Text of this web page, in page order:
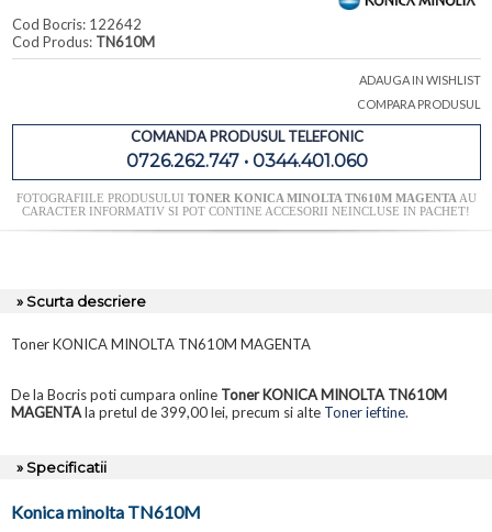
Cod Bocris: 122642
Cod Produs: TN610M
ADAUGA IN WISHLIST
COMPARA PRODUSUL
COMANDA PRODUSUL TELEFONIC
0726.262.747 • 0344.401.060
FOTOGRAFIILE PRODUSULUI TONER KONICA MINOLTA TN610M MAGENTAAU
CARACTER INFORMATIV SI POT CONTINE ACCESORII NEINCLUSE IN PACHET!
» Scurta descriere
Toner KONICA MINOLTA TN610M MAGENTA
De la Bocris poti cumpara online Toner KONICA MINOLTA TN610M
MAGENTAla pretul de 399,00 lei, precum si alte Toner ieftine.
» Specificatii
Konica minolta TN610M